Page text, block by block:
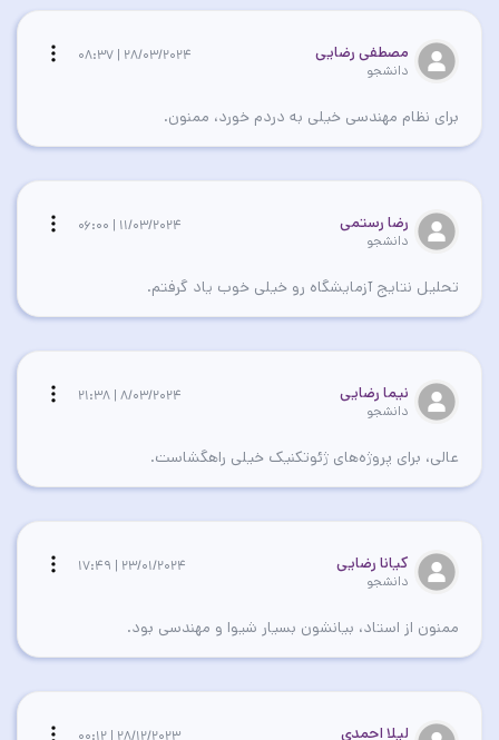
مصطفی رضایی
دانشجو
28/03/2024 | 08:37
برای نظام مهندسی خیلی به دردم خورد، ممنون.
رضا رستمی
دانشجو
11/03/2024 | 06:00
تحلیل نتایج آزمایشگاه رو خیلی خوب یاد گرفتم.
نیما رضایی
دانشجو
8/03/2024 | 21:38
عالی، برای پروژه‌های ژئوتکنیک خیلی راهگشاست.
کیانا رضایی
دانشجو
23/01/2024 | 17:49
ممنون از استاد، بیانشون بسیار شیوا و مهندسی بود.
لیلا احمدی 28/12/2023 | 00:12